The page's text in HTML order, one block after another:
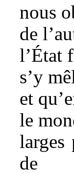
nous
de
l’État
s’y
et
le
larges
de